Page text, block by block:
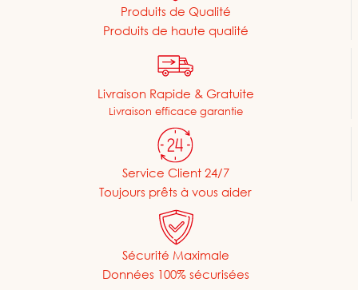
Produits de Qualité
Produits de haute qualité
Livraison Rapide & Gratuite
Livraison efficace garantie
Service Client 24/7
Toujours prêts à vous aider
Sécurité Maximale
Données 100% sécurisées